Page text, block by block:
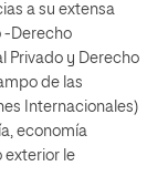
a su extensa
-Derecho
Privado y Derecho
de las
Internacionales)
economía
exterior le